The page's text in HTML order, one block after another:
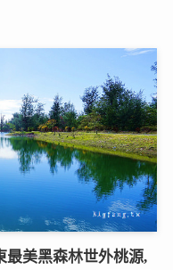
最美黑森林世外桃源,